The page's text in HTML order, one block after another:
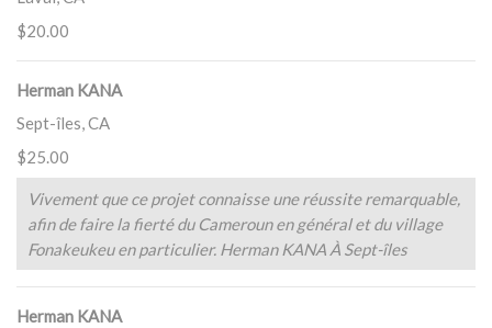
$20.00
Herman KANA
Sept-îles, CA
$25.00
Vivement que ce projet connaisse une réussite remarquable,
afin de faire la fierté du Cameroun en général et du village
Fonakeukeu en particulier. Herman KANA À Sept-îles
Herman KANA